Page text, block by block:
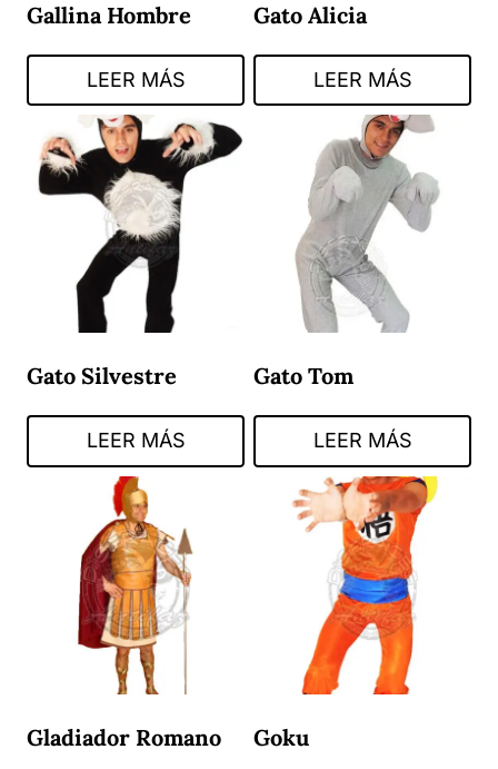
Gallina Hombre
LEER MÁS
Gato Alicia
LEER MÁS
Gato Silvestre
LEER MÁS
Gato Tom
LEER MÁS
Gladiador Romano Goku